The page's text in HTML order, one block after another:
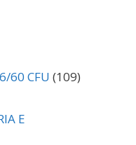
60 CFU (109)
E